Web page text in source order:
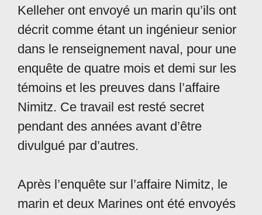
Kelleher ont envoyé un marin qu’ils ont
décrit comme étant un ingénieur senior
dans le renseignement naval, pour une
enquête de quatre mois et demi sur les
témoins et les preuves dans l’affaire
Nimitz. Ce travail est resté secret
pendant des années avant d’être
divulgué par d’autres.
Après l’enquête sur l’affaire Nimitz, le
marin et deux Marines ont été envoyés